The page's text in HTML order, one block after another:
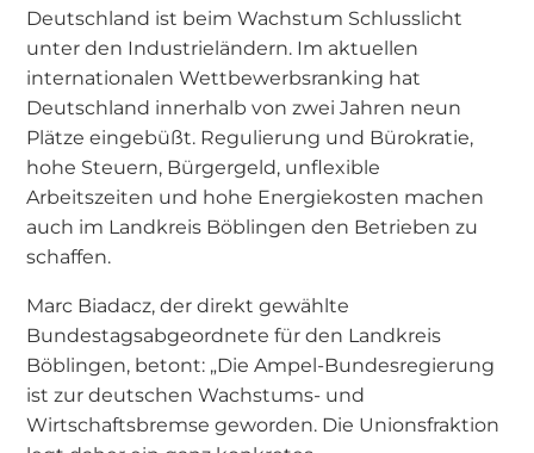
Deutschland ist beim Wachstum Schlusslicht
unter den Industrieländern. Im aktuellen
internationalen Wettbewerbsranking hat
Deutschland innerhalb von zwei Jahren neun
Plätze eingebüßt. Regulierung und Bürokratie,
hohe Steuern, Bürgergeld, unflexible
Arbeitszeiten und hohe Energiekosten machen
auch im Landkreis Böblingen den Betrieben zu
schaffen.
Marc Biadacz, der direkt gewählte
Bundestagsabgeordnete für den Landkreis
Böblingen, betont: „Die Ampel-Bundesregierung
ist zur deutschen Wachstums- und
Wirtschaftsbremse geworden. Die Unionsfraktion